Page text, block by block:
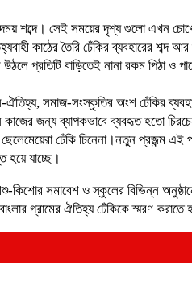
সেই সময়ের দৃশ্য গুলো এখন চোখে
কাঠের তৈরি ঢেঁকির ব্যবহারের
প্রতিটি বাড়িতেই নানা রকম
ঐতিহ্য, সমাজ-সংস্কৃতির অংশ ঢেঁকির
কাজের জন্য ব্যাপকভাবে ব্যবহৃত হতো
ছেলেমেয়েরা ঢেঁকি চিনেনা।নতুন
হয়ে যাচ্ছে।
সমাবেশ ও স্কুলের বিভিন্ন অনুষ্ঠানে
গ্রামের ঐতিহ্য ঢেঁকিকে স্মরণ